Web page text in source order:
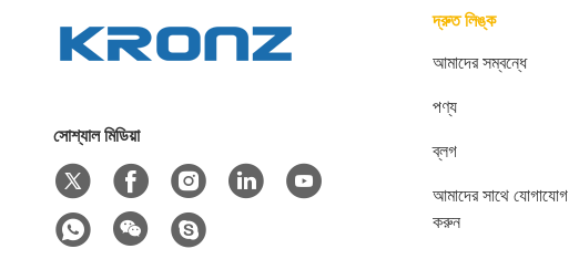
সোশ্যাল মিডিয়া
দ্রুত লিঙ্ক
আমাদের সম্বন্ধে
পণ্য
ব্লগ
আমাদের সাথে যোগাযোগ
করুন